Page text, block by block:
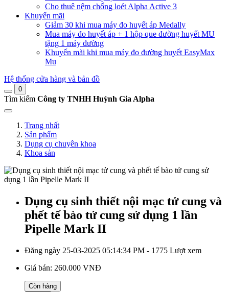
Cho thuê nệm chống loét Alpha Active 3
Khuyến mãi
Giảm 30 khi mua máy đo huyết áp Medally
Mua máy đo huyết áp + 1 hộp que đường huyết MU
tặng 1 máy đường
Khuyến mãi khi mua máy đo đường huyết EasyMax
Mu
Hệ thống cửa hàng và bản đồ
0
Tìm kiếm Công ty TNHH Huỳnh Gia Alpha
Trang nhất
Sản phẩm
Dụng cụ chuyên khoa
Khoa sản
Dụng cụ sinh thiết nội mạc tử cung và
phết tế bào tử cung sử dụng 1 lần
Pipelle Mark II
Đăng ngày 25-03-2025 05:14:34 PM - 1775 Lượt xem
Giá bán: 260.000 VNĐ
Còn hàng